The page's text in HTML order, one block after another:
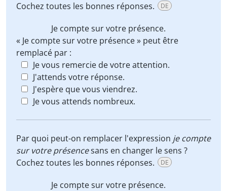
Cochez toutes les bonnes réponses.
DE
Je compte sur votre présence.
« Je compte sur votre présence » peut être
remplacé par :
Je vous remercie de votre attention.
J'attends votre réponse.
J'espère que vous viendrez.
Je vous attends nombreux.
Par quoi peut-on remplacer l'expression je compte
sur votre présencesans en changer le sens ?
Cochez toutes les bonnes réponses.
DE
Je compte sur votre présence.